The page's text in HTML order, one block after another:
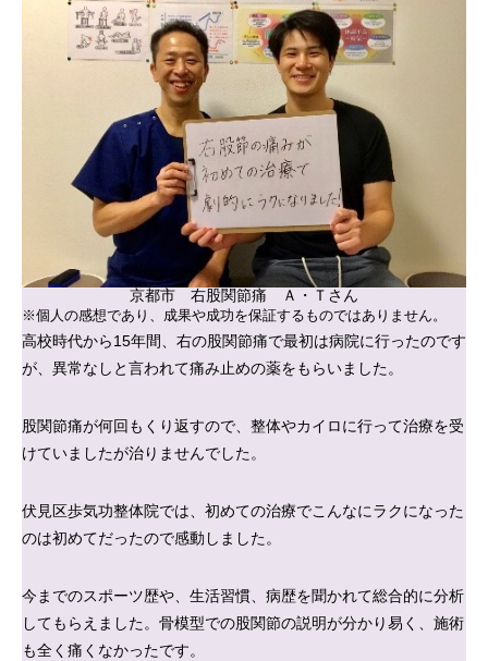
京都市 右股関節痛 Ａ・Ｔさん
※個人の感想であり、成果や成功を保証するものではありません。
高校時代から15年間、右の股関節痛で最初は病院に行ったのです
が、異常なしと言われて痛み止めの薬をもらいました。
股関節痛が何回もくり返すので、整体やカイロに行って治療を受
けていましたが治りませんでした。
伏見区歩気功整体院では、初めての治療でこんなにラクになった
のは初めてだったので感動しました。
今までのスポーツ歴や、生活習慣、病歴を聞かれて総合的に分析
してもらえました。骨模型での股関節の説明が分かり易く、施術
も全く痛くなかったです。